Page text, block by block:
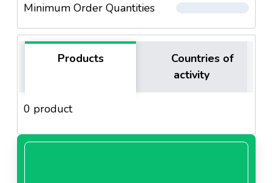
Minimum Order Quantities
Products
Countries of
activity
0 product